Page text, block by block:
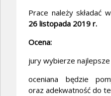
Prace należy składać
26 listopada 2019 r.
Ocena:
jury wybierze najlepsze
oceniana będzie
oraz adekwatność do